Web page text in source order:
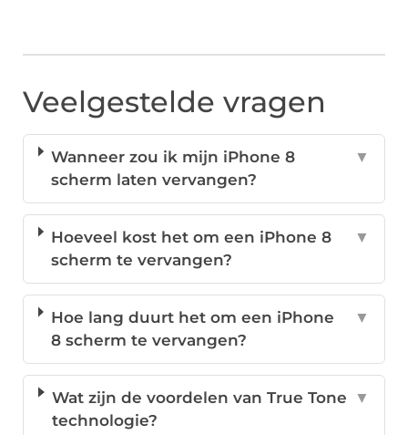
Veelgestelde vragen
Wanneer zou ik mijn iPhone 8
scherm laten vervangen?
▼
Hoeveel kost het om een iPhone 8
scherm te vervangen?
▼
Hoe lang duurt het om een iPhone
8 scherm te vervangen?
▼
Wat zijn de voordelen van True Tone
technologie?
▼